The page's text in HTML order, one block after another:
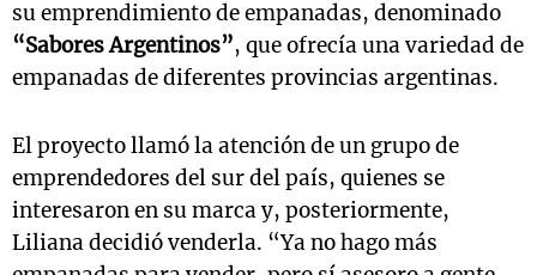
su emprendimiento de empanadas, denominado
“Sabores Argentinos”, que ofrecía una variedad de
empanadas de diferentes provincias argentinas.
El proyecto llamó la atención de un grupo de
emprendedores del sur del país, quienes se
interesaron en su marca y, posteriormente,
Liliana decidió venderla. “Ya no hago más